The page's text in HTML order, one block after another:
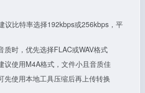
议比特率选择192kbps或256kbps，平
质时，优先选择FLAC或WAV格式
议使用M4A格式，文件小且音质佳
先使用本地工具压缩后再上传转换